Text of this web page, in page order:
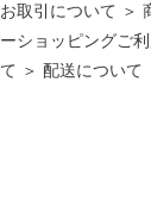
お取引について ＞
ーショッピングご
て ＞ 配送について